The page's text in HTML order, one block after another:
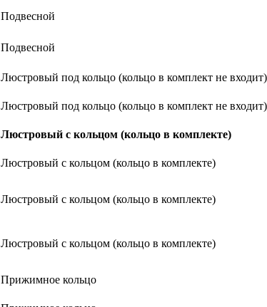
Подвесной
Подвесной
Люстровый под кольцо (кольцо в комплект не входит)
Люстровый под кольцо (кольцо в комплект не входит)
Люстровый с кольцом (кольцо в комплекте)
Люстровый с кольцом (кольцо в комплекте)
Люстровый с кольцом (кольцо в комплекте)
Люстровый с кольцом (кольцо в комплекте)
Прижимное кольцо